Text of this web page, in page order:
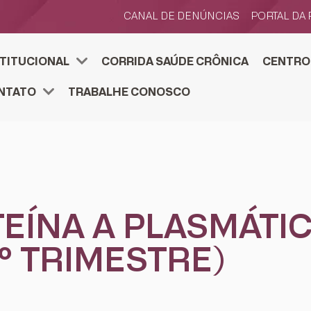
CANAL DE DENÚNCIAS PORTAL DA
CORRIDA SAÚDE CRÔNICA
TRABALHE CONOSCO
A
TRIMESTRE)